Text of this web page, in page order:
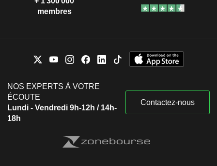
membres
NOS EXPERTS À VOTRE
ÉCOUTE
Lundi - Vendredi 9h-12h / 14h-
18h
Contactez-nous